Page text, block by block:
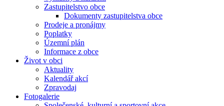
Zastupitelstvo obce
Dokumenty zastupitelstva obce
Prodeje a pronájmy
Poplatky
Územní plán
Informace z obce
Život v obci
Aktuality
Kalendář akcí
Zpravodaj
Fotogalerie